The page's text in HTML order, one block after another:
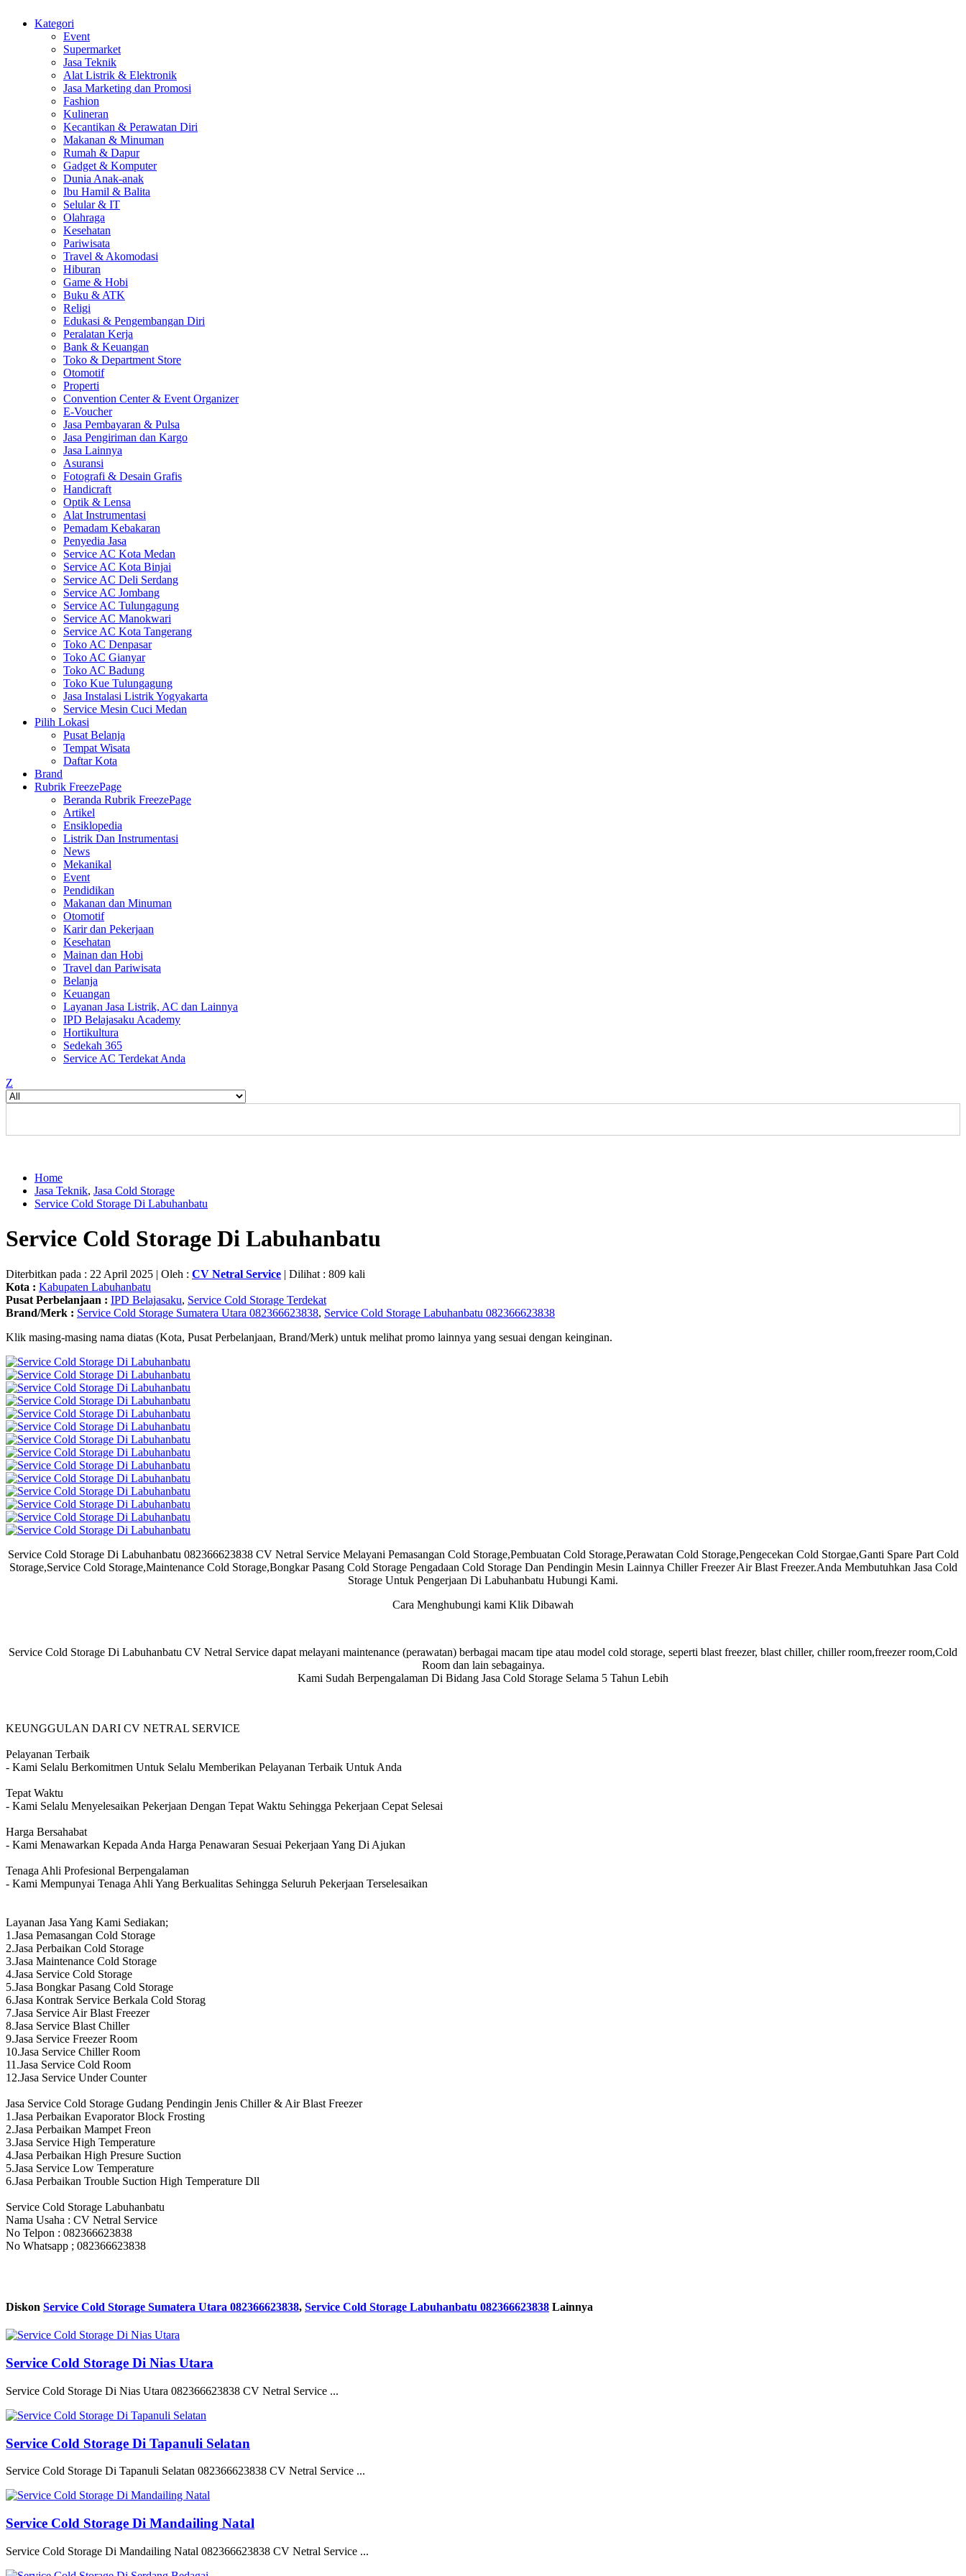
Kategori
Event
Supermarket
Jasa Teknik
Alat Listrik & Elektronik
Jasa Marketing dan Promosi
Fashion
Kulineran
Kecantikan & Perawatan Diri
Makanan & Minuman
Rumah & Dapur
Gadget & Komputer
Dunia Anak-anak
Ibu Hamil & Balita
Selular & IT
Olahraga
Kesehatan
Pariwisata
Travel & Akomodasi
Hiburan
Game & Hobi
Buku & ATK
Religi
Edukasi & Pengembangan Diri
Peralatan Kerja
Bank & Keuangan
Toko & Department Store
Otomotif
Properti
Convention Center & Event Organizer
E-Voucher
Jasa Pembayaran & Pulsa
Jasa Pengiriman dan Kargo
Jasa Lainnya
Asuransi
Fotografi & Desain Grafis
Handicraft
Optik & Lensa
Alat Instrumentasi
Pemadam Kebakaran
Penyedia Jasa
Service AC Kota Medan
Service AC Kota Binjai
Service AC Deli Serdang
Service AC Jombang
Service AC Tulungagung
Service AC Manokwari
Service AC Kota Tangerang
Toko AC Denpasar
Toko AC Gianyar
Toko AC Badung
Toko Kue Tulungagung
Jasa Instalasi Listrik Yogyakarta
Service Mesin Cuci Medan
Pilih Lokasi
Pusat Belanja
Tempat Wisata
Daftar Kota
Brand
Rubrik FreezePage
Beranda Rubrik FreezePage
Artikel
Ensiklopedia
Listrik Dan Instrumentasi
News
Mekanikal
Event
Pendidikan
Makanan dan Minuman
Otomotif
Karir dan Pekerjaan
Kesehatan
Mainan dan Hobi
Travel dan Pariwisata
Belanja
Keuangan
Layanan Jasa Listrik, AC dan Lainnya
IPD Belajasaku Academy
Hortikultura
Sedekah 365
Service AC Terdekat Anda
Z
Home
Jasa Teknik, Jasa Cold Storage
Service Cold Storage Di Labuhanbatu
Service Cold Storage Di Labuhanbatu
Diterbitkan pada : 22 April 2025 | Oleh : CV Netral Service | Dilihat : 809 kali
Kota : Kabupaten Labuhanbatu
Pusat Perbelanjaan : IPD Belajasaku, Service Cold Storage Terdekat
Brand/Merk : Service Cold Storage Sumatera Utara 082366623838, Service Cold Storage Labuhanbatu 082366623838
Klik masing-masing nama diatas (Kota, Pusat Perbelanjaan, Brand/Merk) untuk melihat promo lainnya yang sesuai dengan keinginan.
Service Cold Storage Di Labuhanbatu 082366623838 CV Netral Service Melayani Pemasangan Cold Storage,Pembuatan Cold Storage,Perawatan Cold Storage,Pengecekan Cold Storgae,Ganti Spare Part Cold
Storage,Service Cold Storage,Maintenance Cold Storage,Bongkar Pasang Cold Storage Pengadaan Cold Storage Dan Pendingin Mesin Lainnya Chiller Freezer Air Blast Freezer.Anda Membutuhkan Jasa Cold
Storage Untuk Pengerjaan Di Labuhanbatu Hubungi Kami.
Cara Menghubungi kami Klik Dibawah
Service Cold Storage Di Labuhanbatu CV Netral Service dapat melayani maintenance (perawatan) berbagai macam tipe atau model cold storage, seperti blast freezer, blast chiller, chiller room,freezer room,Cold
Room dan lain sebagainya.
Kami Sudah Berpengalaman Di Bidang Jasa Cold Storage Selama 5 Tahun Lebih
KEUNGGULAN DARI CV NETRAL SERVICE
Pelayanan Terbaik
- Kami Selalu Berkomitmen Untuk Selalu Memberikan Pelayanan Terbaik Untuk Anda
Tepat Waktu
- Kami Selalu Menyelesaikan Pekerjaan Dengan Tepat Waktu Sehingga Pekerjaan Cepat Selesai
Harga Bersahabat
- Kami Menawarkan Kepada Anda Harga Penawaran Sesuai Pekerjaan Yang Di Ajukan
Tenaga Ahli Profesional Berpengalaman
- Kami Mempunyai Tenaga Ahli Yang Berkualitas Sehingga Seluruh Pekerjaan Terselesaikan
Layanan Jasa Yang Kami Sediakan;
1.Jasa Pemasangan Cold Storage
2.Jasa Perbaikan Cold Storage
3.Jasa Maintenance Cold Storage
4.Jasa Service Cold Storage
5.Jasa Bongkar Pasang Cold Storage
6.Jasa Kontrak Service Berkala Cold Storag
7.Jasa Service Air Blast Freezer
8.Jasa Service Blast Chiller
9.Jasa Service Freezer Room
10.Jasa Service Chiller Room
11.Jasa Service Cold Room
12.Jasa Service Under Counter
Jasa Service Cold Storage Gudang Pendingin Jenis Chiller & Air Blast Freezer
1.Jasa Perbaikan Evaporator Block Frosting
2.Jasa Perbaikan Mampet Freon
3.Jasa Service High Temperature
4.Jasa Perbaikan High Presure Suction
5.Jasa Service Low Temperature
6.Jasa Perbaikan Trouble Suction High Temperature Dll
Service Cold Storage Labuhanbatu
Nama Usaha : CV Netral Service
No Telpon : 082366623838
No Whatsapp ; 082366623838
Diskon Service Cold Storage Sumatera Utara 082366623838, Service Cold Storage Labuhanbatu 082366623838 Lainnya
Service Cold Storage Di Nias Utara
Service Cold Storage Di Nias Utara 082366623838 CV Netral Service ...
Service Cold Storage Di Tapanuli Selatan
Service Cold Storage Di Tapanuli Selatan 082366623838 CV Netral Service ...
Service Cold Storage Di Mandailing Natal
Service Cold Storage Di Mandailing Natal 082366623838 CV Netral Service ...